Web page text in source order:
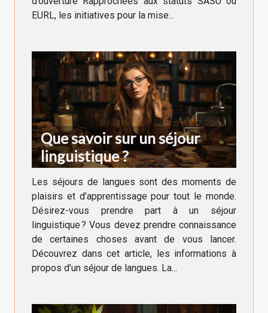
EURL, les initiatives pour la mise...
Que savoir sur un séjour
linguistique ?
Les séjours de langues sont des moments de
plaisirs et d’apprentissage pour tout le monde.
Désirez-vous prendre part à un séjour
linguistique ? Vous devez prendre connaissance
de certaines choses avant de vous lancer.
Découvrez dans cet article, les informations à
propos d’un séjour de langues. La...